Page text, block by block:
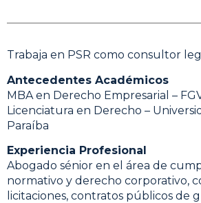
Trabaja en PSR como consultor
Antecedentes Académicos
MBA en Derecho Empresarial –
Licenciatura en Derecho –
Paraíba
Experiencia Profesional
Abogado sénior en el área de
normativo y derecho corporativo,
licitaciones, contratos públicos de